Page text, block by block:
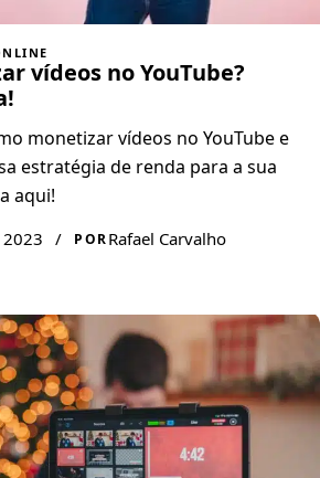
vídeos no YouTube?
monetizar vídeos no YouTube e
estratégia de renda para a sua
aqui!
/ PORRafael Carvalho